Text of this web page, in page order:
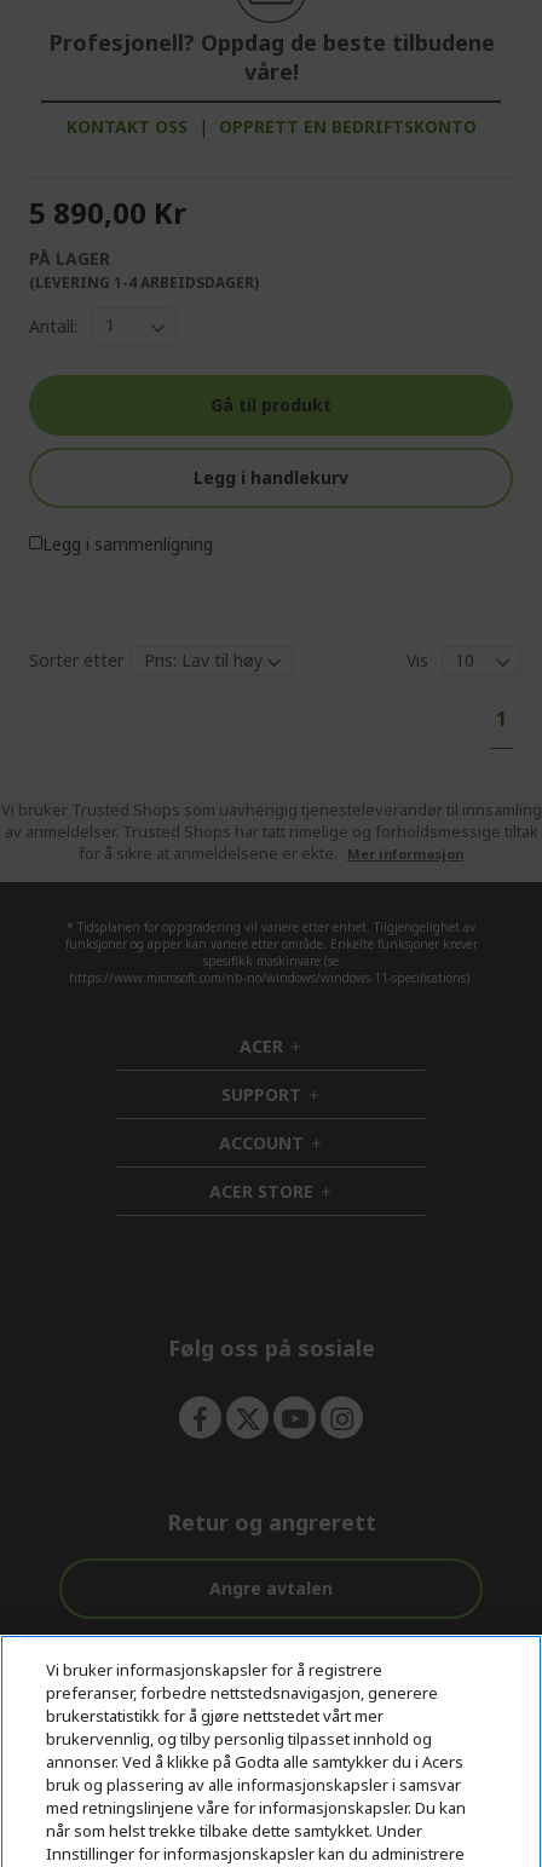
Profesjonell? Oppdag de beste tilbudene
våre!
KONTAKT OSS | OPPRETT EN BEDRIFTSKONTO
5 890,00 Kr
PÅ LAGER
(LEVERING 1-4 ARBEIDSDAGER)
Antall:
Gå til produkt
Legg i handlekurv
Legg i sammenligning
Sorter etter
Vis
page
1
Vi bruker Trusted Shops som uavhengig tjenesteleverandør til innsamling
av anmeldelser. Trusted Shops har tatt rimelige og forholdsmessige tiltak
for å sikre at anmeldelsene er ekte.
Mer informasjon
* Tidsplanen for oppgradering vil variere etter enhet. Tilgjengelighet av
funksjoner og apper kan variere etter område. Enkelte funksjoner krever
spesifikk maskinvare (se
https://www.microsoft.com/nb-no/windows/windows-11-specifications).
ACER h
i
d
d
e
n
SUPPORT h
i
d
e
n
ACCOUNT h
i
d
d
ACER STORE h
i
Følg oss på sosiale
Retur og angrerett
Angre avtalen
Gratis
levering
før og etter
kjøp
betaling
© 2026 Acer Inc.
CPYou BV er en autorisert forhandler og tilbyder av produktene
og tjenestene som tilbys i denne nettbutikken.​
Vi bruker informasjonskapsler for å registrere
preferanser, forbedre nettstedsnavigasjon, generere
brukerstatistikk for å gjøre nettstedet vårt mer
brukervennlig, og tilby personlig tilpasset innhold og
annonser. Ved å klikke på Godta alle samtykker du i Acers
bruk og plassering av alle informasjonskapsler i samsvar
med retningslinjene våre for informasjonskapsler. Du kan
når som helst trekke tilbake dette samtykket. Under
Innstillinger for informasjonskapsler kan du administrere